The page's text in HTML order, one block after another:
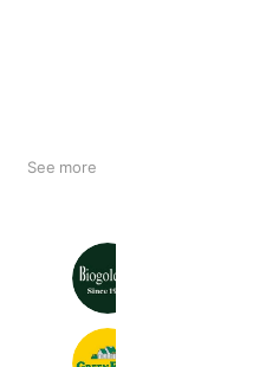
とが多々あ
す♪
See more